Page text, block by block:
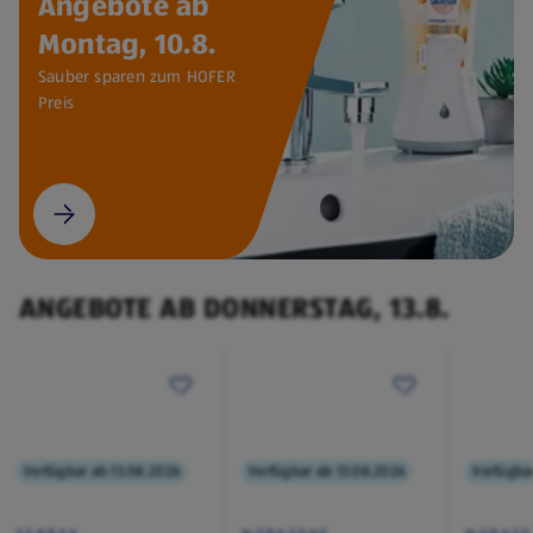
Montag, 10.8.
Sauber sparen zum HOFER
Preis
ANGEBOTE AB DONNERSTAG, 13.8.
Verfügbar ab 13.08.2026 Verfügbar ab 13.08.2026